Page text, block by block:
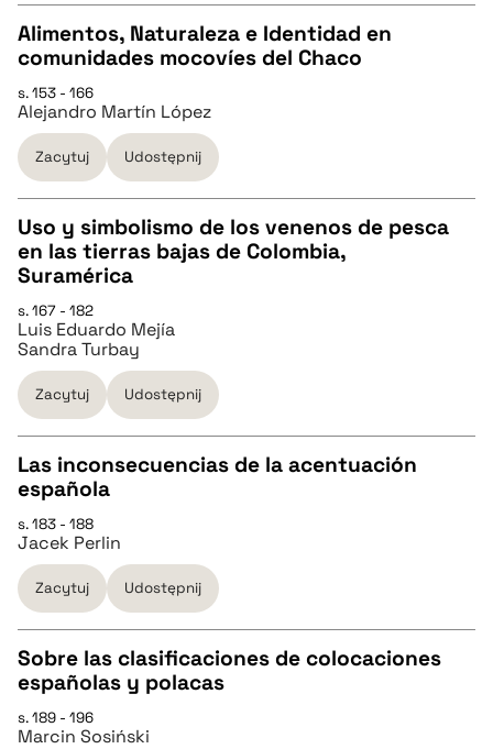
BIBTEX
pobierz cytat
BIBTEX
pobierz cytat
Alimentos, Naturaleza e Identidad en
comunidades mocovíes del Chaco
s. 153 - 166
Alejandro Martín López
Zacytuj Udostępnij
CZYSTY TEKST
pobierz cytat
BIBTEX
pobierz cytat
Uso y simbolismo de los venenos de pesca
en las tierras bajas de Colombia,
Suramérica
s. 167 - 182
Luis Eduardo Mejía
Sandra Turbay
Zacytuj Udostępnij
CZYSTY TEKST
pobierz cytat
BIBTEX
pobierz cytat
Las inconsecuencias de la acentuación
española
s. 183 - 188
Jacek Perlin
Zacytuj Udostępnij
CZYSTY TEKST
Sobre las clasificaciones de colocaciones
españolas y polacas
s. 189 - 196
Marcin Sosiński